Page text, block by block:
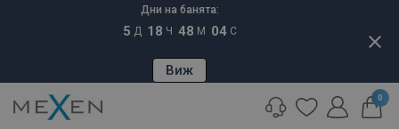
Дни на банята:
5 Д 18 Ч 48 М 03 С
Виж
close
0